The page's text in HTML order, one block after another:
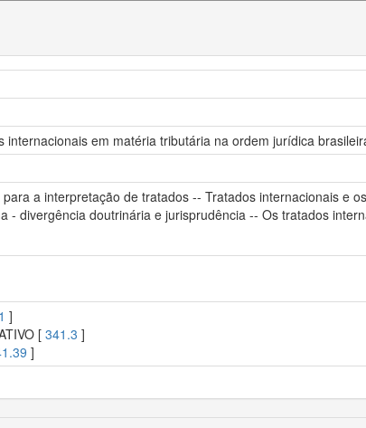
internacionais em matéria tributária na ordem jurídica
a interpretação de tratados -- Tratados internacionais e
- divergência doutrinária e jurisprudência -- Os tratados
]
[ 341.3 ]
]